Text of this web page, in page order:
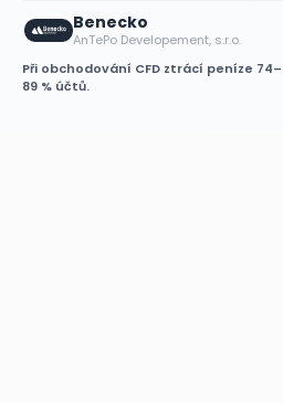
Benecko
AnTePo Developement, s.r.o.
Při obchodování CFD ztrácí peníze 74–
89 % účtů.